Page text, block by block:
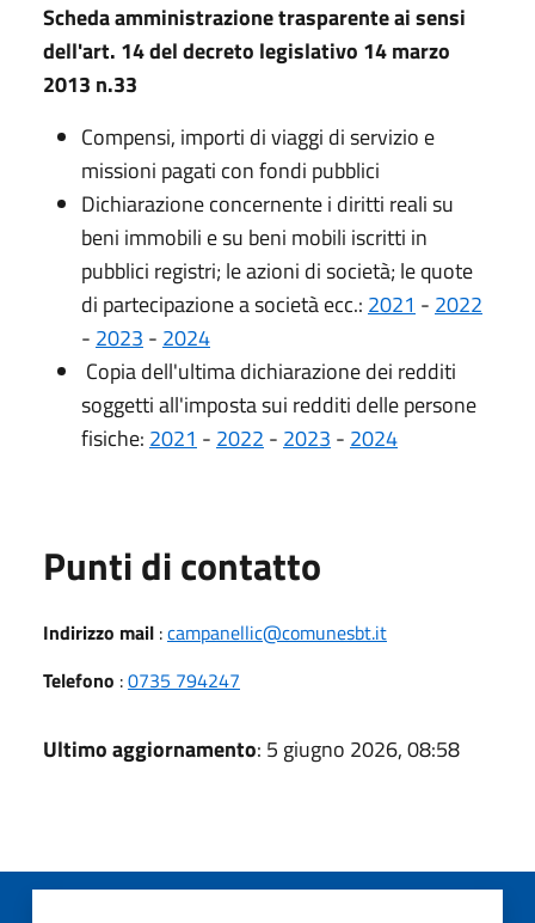
Scheda amministrazione trasparente ai sensi
dell'art. 14 del decreto legislativo 14 marzo
2013 n.33
Compensi, importi di viaggi di servizio e
missioni pagati con fondi pubblici
Dichiarazione concernente i diritti reali su
beni immobili e su beni mobili iscritti in
pubblici registri; le azioni di società; le quote
di partecipazione a società ecc.: 2021 - 2022
- 2023 - 2024
Copia dell'ultima dichiarazione dei redditi
soggetti all'imposta sui redditi delle persone
fisiche: 2021 - 2022 - 2023 - 2024
Punti di contatto
Indirizzo mail :campanellic@comunesbt.it
Telefono :0735 794247
Ultimo aggiornamento: 5 giugno 2026, 08:58